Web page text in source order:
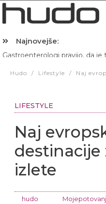
Najnovejše:
Gastroenterologi pravijo, da je
Hudo / Lifestyle / Naj
LIFESTYLE
Naj
destinacije
izlete
hudo